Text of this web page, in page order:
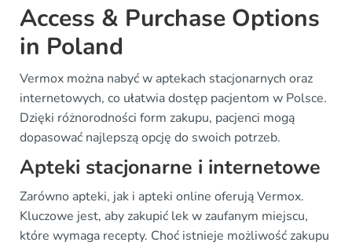
Access & Purchase Options
in Poland
Vermox można nabyć w aptekach stacjonarnych oraz
internetowych, co ułatwia dostęp pacjentom w Polsce.
Dzięki różnorodności form zakupu, pacjenci mogą
dopasować najlepszą opcję do swoich potrzeb.
Apteki stacjonarne i internetowe
Zarówno apteki, jak i apteki online oferują Vermox.
Kluczowe jest, aby zakupić lek w zaufanym miejscu,
które wymaga recepty. Choć istnieje możliwość zakupu